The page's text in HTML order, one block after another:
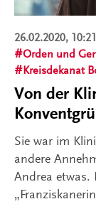
26.02.2020,
Orden und
Kreisdekanat
Von der
Sie war im
andere
Andrea etwas.